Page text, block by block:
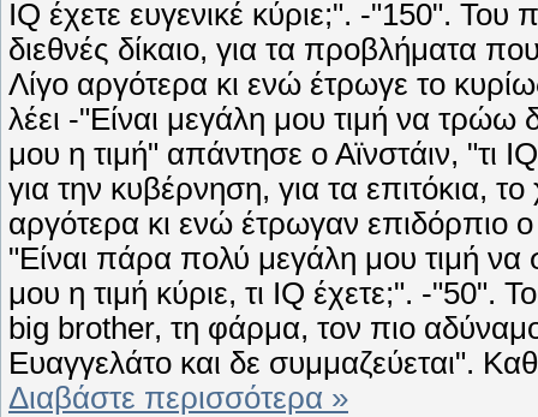
IQ έχετε ευγενικέ κύριε;". -"150". Του
διεθνές δίκαιο, για τα προβλήματα
Λίγο αργότερα κι ενώ έτρωγε το
λέει -"Eίναι μεγάλη μου τιμή να
μου η τιμή" απάντησε ο Αϊνστάιν, "τι
για την κυβέρνηση, για τα επιτόκια,
αργότερα κι ενώ έτρωγαν επιδόρπιο
"Eίναι πάρα πολύ μεγάλη μου τιμή να
μου η τιμή κύριε, τι IQ έχετε;". -"50".
big brother, τη φάρμα, τον πιο
Ευαγγελάτο και δε συμμαζεύεται".
Διαβάστε περισσότερα »